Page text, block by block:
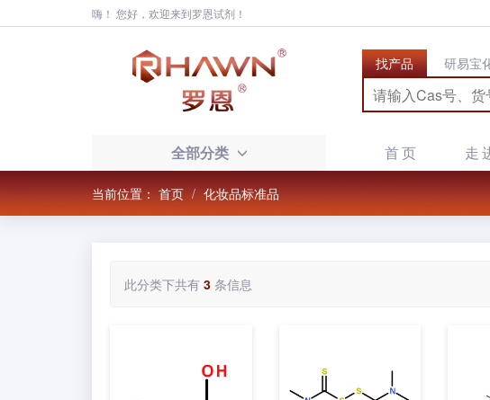
嗨！ 您好，欢迎来到罗恩试剂！
找产品 研易宝
全部分类 首页 走
当前位置：首页 化妆品标准品
此分类下共有 3 条信息